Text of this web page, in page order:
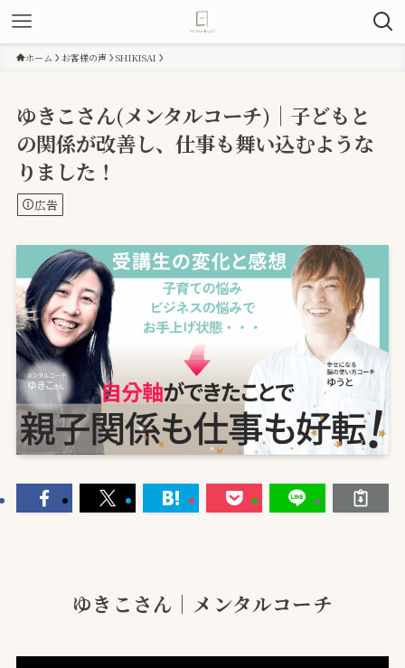
ホーム お客様の声 SHIKISAI
ゆきこさん(メンタルコーチ)｜子どもと
の関係が改善し、仕事も舞い込むような
りました！
広告
ゆきこさん｜メンタルコーチ